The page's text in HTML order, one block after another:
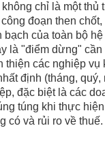
không chỉ là một thủ
đoạn then
bạch của toàn bộ
là "điểm dừng" cần
thiện các nghiệp vụ
định (tháng, quý,
đặc biệt là các
túng khi thực
có và rủi ro về thuế.